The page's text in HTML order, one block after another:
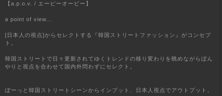
【a.p.o.v. / エーピーオービー】
a point of view...
[日本人の視点]からセレクトする『韓国ストリートファッション』がコンセプ
ト。
韓国ストリートで日々更新されてゆくトレンドの移り変わりを眺めながらぼん
やりと視点を合わせて国内外問わずにセレクト。
ぼーっと韓国ストリートシーンからインプット、日本人視点でアウトプット。